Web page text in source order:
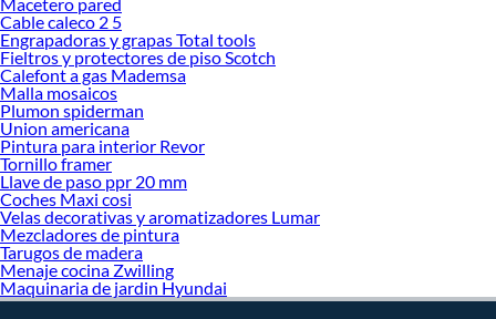
Cable caleco 2 5
Engrapadoras y grapas Total tools
Fieltros y protectores de piso Scotch
Calefont a gas Mademsa
Malla mosaicos
Plumon spiderman
Union americana
Pintura para interior Revor
Tornillo framer
Llave de paso ppr 20 mm
Coches Maxi cosi
Velas decorativas y aromatizadores Lumar
Mezcladores de pintura
Tarugos de madera
Menaje cocina Zwilling
Maquinaria de jardin Hyundai